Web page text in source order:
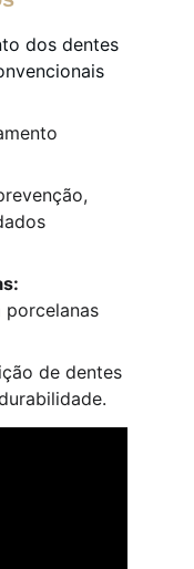
dos dentes
de dentes